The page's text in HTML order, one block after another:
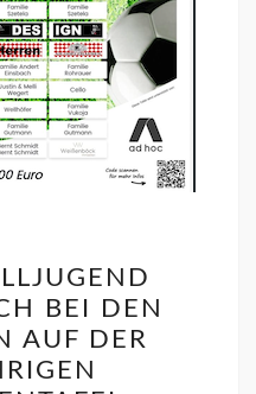
B
BEI DEN S
DER D
S